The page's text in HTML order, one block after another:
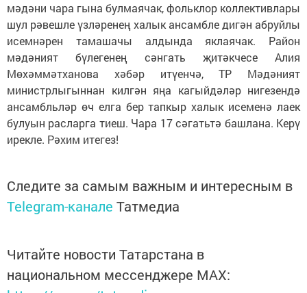
мәдәни чара гына булмаячак, фольклор коллективлары
шул рәвешле үзләренең халык ансамбле дигән абруйлы
исемнәрен тамашачы алдында яклаячак. Район
мәдәният бүлегенең сәнгать җитәкчесе Алия
Мөхәммәтханова хәбәр итүенчә, ТР Мәдәният
министрлыгыннан килгән яңа кагыйдәләр нигезендә
ансамбльләр өч елга бер тапкыр халык исеменә лаек
булуын расларга тиеш. Чара 17 сәгатьтә башлана. Керү
ирекле. Рәхим итегез!
Следите за самым важным и интересным в
Telegram-канале Татмедиа
Читайте новости Татарстана в
национальном мессенджере MАХ: